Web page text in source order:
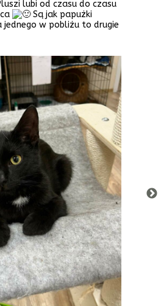
lubi od czasu do czasu
Są jak papużki
jednego w pobliżu to drugie